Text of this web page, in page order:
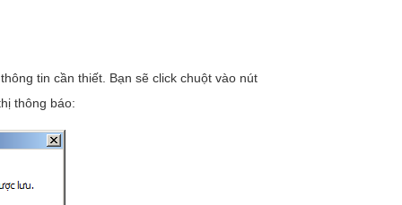
tin cần thiết. Bạn sẽ click chuột vào nút
thông báo: